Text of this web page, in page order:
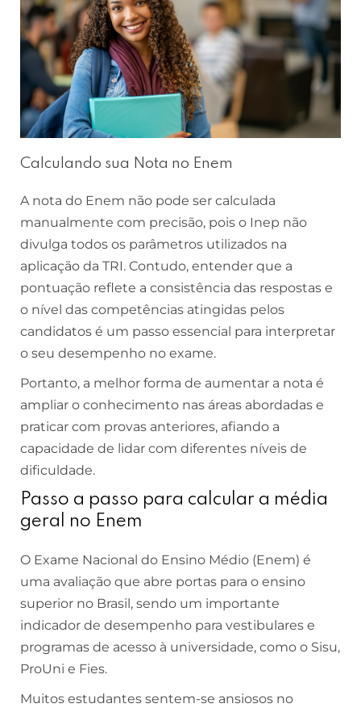
Calculando sua Nota no Enem
A nota do Enem não pode ser calculada
manualmente com precisão, pois o Inep não
divulga todos os parâmetros utilizados na
aplicação da TRI. Contudo, entender que a
pontuação reflete a consistência das respostas e
o nível das competências atingidas pelos
candidatos é um passo essencial para interpretar
o seu desempenho no exame.
Portanto, a melhor forma de aumentar a nota é
ampliar o conhecimento nas áreas abordadas e
praticar com provas anteriores, afiando a
capacidade de lidar com diferentes níveis de
dificuldade.
Passo a passo para calcular a média
geral no Enem
O Exame Nacional do Ensino Médio (Enem) é
uma avaliação que abre portas para o ensino
superior no Brasil, sendo um importante
indicador de desempenho para vestibulares e
programas de acesso à universidade, como o Sisu,
ProUni e Fies.
Muitos estudantes sentem-se ansiosos no